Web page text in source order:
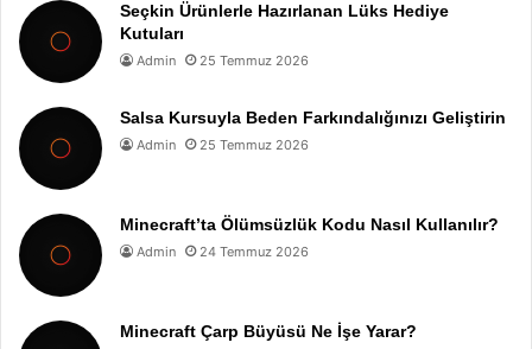
Seçkin Ürünlerle Hazırlanan Lüks Hediye
Kutuları
Admin 25 Temmuz 2026
Salsa Kursuyla Beden Farkındalığınızı Geliştirin
Admin 25 Temmuz 2026
Minecraft’ta Ölümsüzlük Kodu Nasıl Kullanılır?
Admin 24 Temmuz 2026
Minecraft Çarp Büyüsü Ne İşe Yarar?